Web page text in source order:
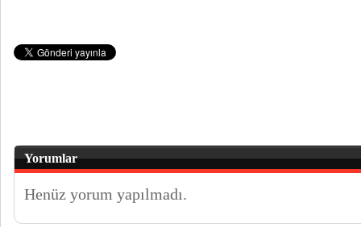
Yorumlar
Henüz yorum yapılmadı.